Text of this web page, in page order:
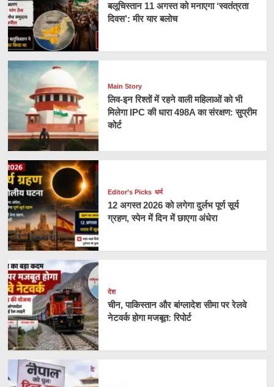
बलूचिस्तान 11 अगस्त को मनाएगा ‘स्वतंत्रता
दिवस’: मीर यार बलोच
Main Story
लिव-इन रिश्तों में रहने वाली महिलाओं को भी
मिलेगा IPC की धारा 498A का संरक्षण: सुप्रीम
कोर्ट
Editor’s Picks धर्म
12 अगस्त 2026 को लगेगा दुर्लभ पूर्ण सूर्य
ग्रहण, स्पेन में दिन में छाएगा अंधेरा
देश
चीन, पाकिस्तान और बांग्लादेश सीमा पर रेलवे
नेटवर्क होगा मजबूत: रिपोर्ट